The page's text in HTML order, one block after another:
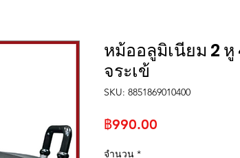
หม้ออลูมิเนียม 2 หู
จระเข้
SKU: 8851869010400
฿990.00
จำนวน *